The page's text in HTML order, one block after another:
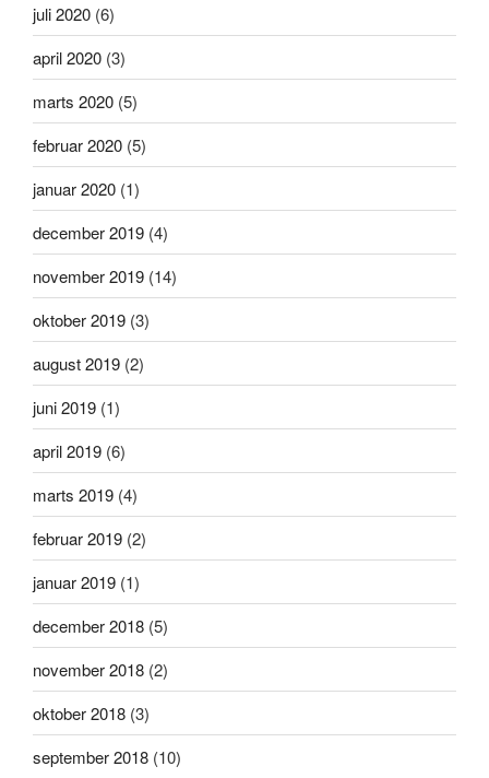
juli 2020 (6)
april 2020 (3)
marts 2020 (5)
februar 2020 (5)
januar 2020 (1)
december 2019 (4)
november 2019 (14)
oktober 2019 (3)
august 2019 (2)
juni 2019 (1)
april 2019 (6)
marts 2019 (4)
februar 2019 (2)
januar 2019 (1)
december 2018 (5)
november 2018 (2)
oktober 2018 (3)
september 2018 (10)